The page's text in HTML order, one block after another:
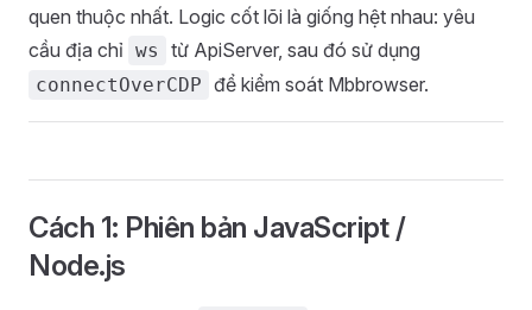
quen thuộc nhất. Logic cốt lõi là giống hệt nhau: yêu
cầu địa chỉ ws từ ApiServer, sau đó sử dụng
connectOverCDP để kiểm soát Mbbrowser.
Cách 1: Phiên bản JavaScript /
Node.js